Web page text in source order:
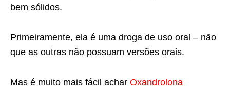
bem sólidos.
Primeiramente, ela é uma droga de uso oral – não
que as outras não possuam versões orais.
Mas é muito mais fácil achar Oxandrolona